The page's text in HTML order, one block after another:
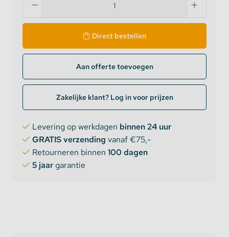
Direct bestellen
Aan offerte toevoegen
Zakelijke klant? Log in voor prijzen
Levering op werkdagen binnen 24 uur
GRATIS verzending vanaf €75,-
Retourneren binnen 100 dagen
5 jaargarantie